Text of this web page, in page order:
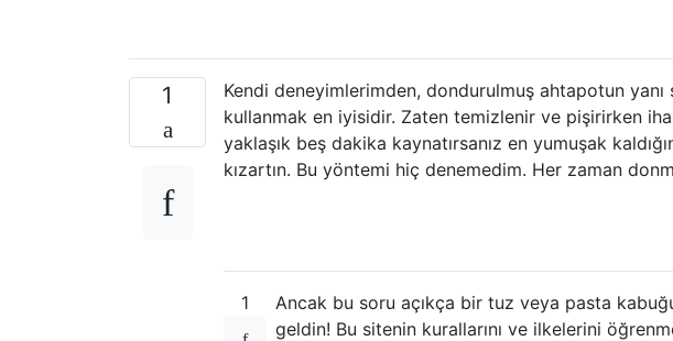
1
Kendi deneyimlerimden, dondurulmuş ahtapotun
kullanmak en iyisidir. Zaten temizlenir ve pişirirken
yaklaşık beş dakika kaynatırsanız en yumuşak
kızartın. Bu yöntemi hiç denemedim. Her zaman
1
Ancak bu soru açıkça bir tuz veya pasta
geldin! Bu sitenin kurallarını ve ilkelerini